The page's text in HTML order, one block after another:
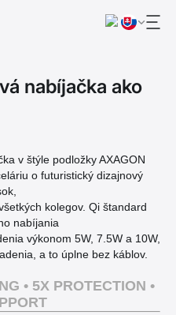
nabíjačka ako
v štýle podložky AXAGON
o futuristický dizajnový
kolegov. Qi štandard
nabíjania
výkonom 5W, 7.5W a 10W,
a to úplne bez káblov.
• 5X PROTECTION •